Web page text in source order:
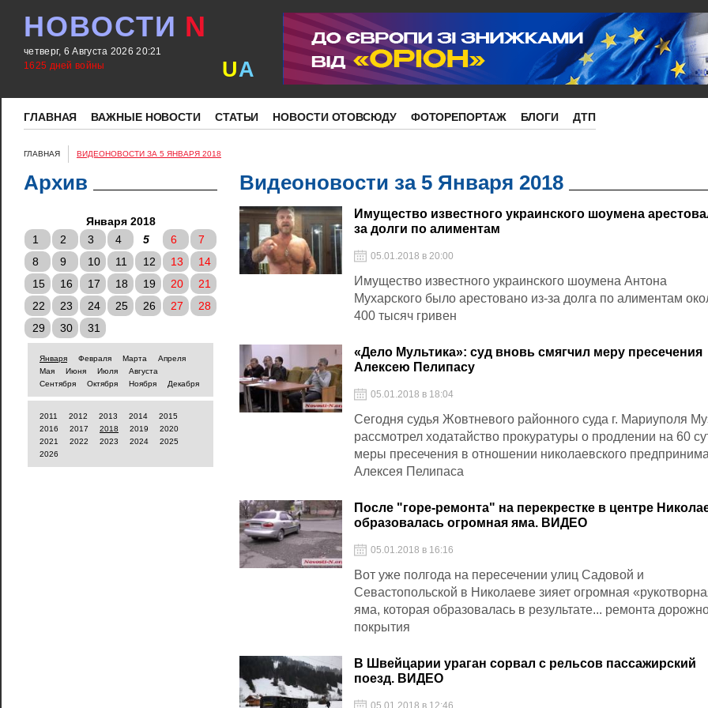
НОВОСТИ N
четверг, 6 Августа 2026 20:21
1625 дней войны
UA
ГЛАВНАЯ ВАЖНЫЕ НОВОСТИ СТАТЬИ НОВОСТИ ОТОВСЮДУ ФОТОРЕПОРТАЖ БЛОГИ ДТП
ГЛАВНАЯ ВИДЕОНОВОСТИ ЗА 5 ЯНВАРЯ 2018
Архив
Января 2018
1
2 3 4 5 6
7
8
9 10 11 12 13
14
15
16 17 18 19 20
21
22
23 24 25 26 27
28
29
30 31
Января Февраля Марта
Апреля
Мая
Июня Июля
Августа
Сентября
Октября Ноября Декабря
2011 2012 2013 2014
2015
2016
2017 2018 2019
2020
2021
2022 2023 2024
2025
2026
Видеоновости за 5 Января 2018
Имущество известного украинского шоумена
за долги по алиментам
05.01.2018 в 20:00
Имущество известного украинского шоумена Антона
Мухарского было арестовано из-за долга по алиментам
400 тысяч гривен
«Дело Мультика»: суд вновь смягчил меру пресечения
Алексею Пелипасу
05.01.2018 в 18:04
Сегодня судья Жовтневого районного суда г. Мариуполя
рассмотрел ходатайство прокуратуры о продлении на 60
меры пресечения в отношении николаевского
Алексея Пелипаса
После "горе-ремонта" на перекрестке в центре
образовалась огромная яма. ВИДЕО
05.01.2018 в 16:16
Вот уже полгода на пересечении улиц Садовой и
Севастопольской в Николаеве зияет огромная
яма, которая образовалась в результате... ремонта
покрытия
В Швейцарии ураган сорвал с рельсов пассажирский
поезд. ВИДЕО
05.01.2018 в 12:46